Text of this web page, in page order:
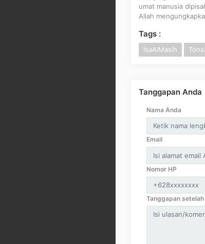
umat manusia
Allah
Tags :
IsaAlMasih
Tanggapan Anda
Nama Anda
Email
Nomor HP
Tanggapan